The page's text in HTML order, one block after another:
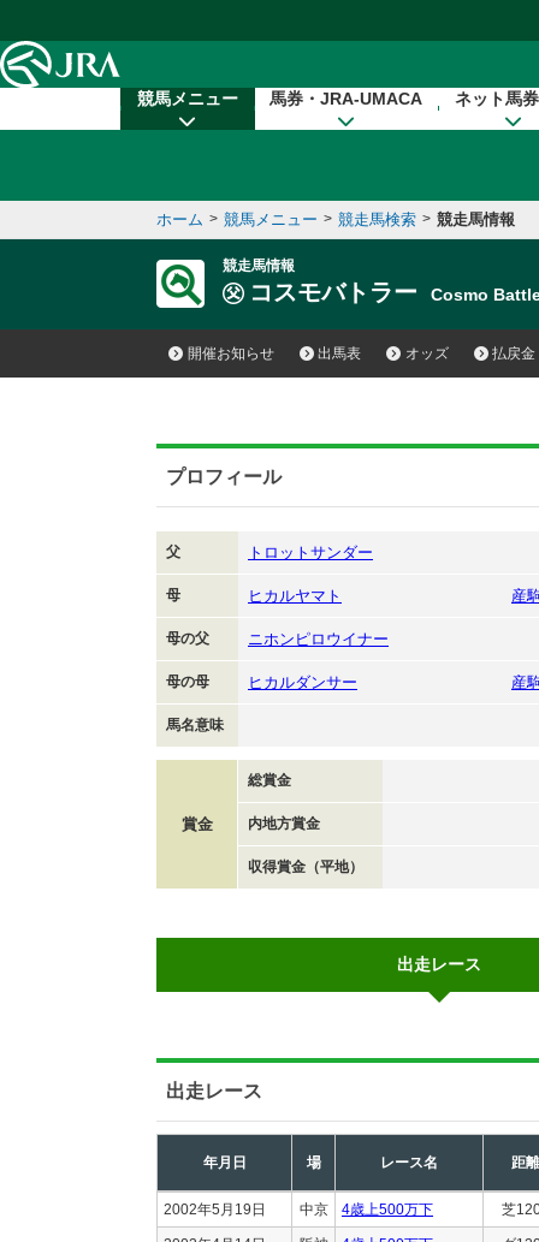
競馬メニュー 馬券・JRA-UMACA ネット馬
ホーム > 競馬メニュー > 競走馬検索 > 競走馬情報
競走馬情報
コスモバトラー Cosmo
開催お知らせ 出馬表 オッズ 払戻金
プロフィール
父 トロットサンダー
母 ヒカルヤマト 産
母の父 ニホンピロウイナー
母の母 ヒカルダンサー 産
馬名意味
賞金
総賞金
内地方賞金
収得賞金（平地）
出走レース
出走レース
年月日 場 レース名 距離
2002年5月19日 中京 4歳上500万下 芝